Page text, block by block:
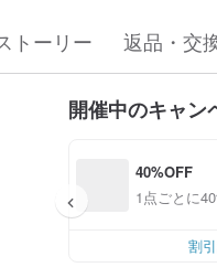
トーリー 返品・交
開催中のキャン
40%OFF
1点ごとに
割